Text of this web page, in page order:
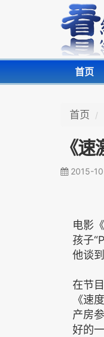
首页
首页
《
2015-
电影
孩子
他谈
在节
《速
产房
好的